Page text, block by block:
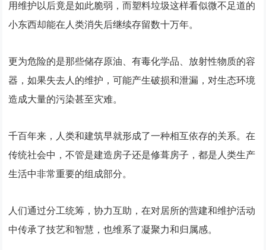
用维护以后竟是如此脆弱，而塑料垃圾这样看似微不足道的
小东西却能在人类消失后继续存留数十万年。
更为危险的是那些储存原油、有毒化学品、放射性物质的容
器，如果失去人的维护，可能产生破损和泄漏，对生态环境
造成大量的污染甚至灾难。
千百年来，人类和建筑早就形成了一种相互依存的关系。在
传统社会中，不管是建造房子还是修葺房子，都是人类生产
生活中非常重要的组成部分。
人们通过分工统筹，协力互助，在对居所的营建和维护活动
中传承了技艺和智慧，也维系了凝聚力和归属感。